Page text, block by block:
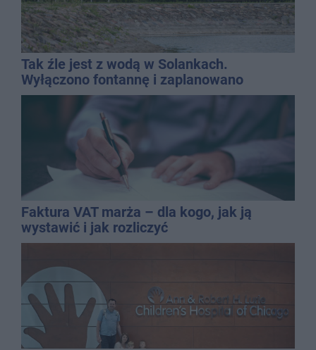
Tak źle jest z wodą w Solankach.
Wyłączono fontannę i zaplanowano
dolewkę
Faktura VAT marża – dla kogo, jak ją
wystawić i jak rozliczyć